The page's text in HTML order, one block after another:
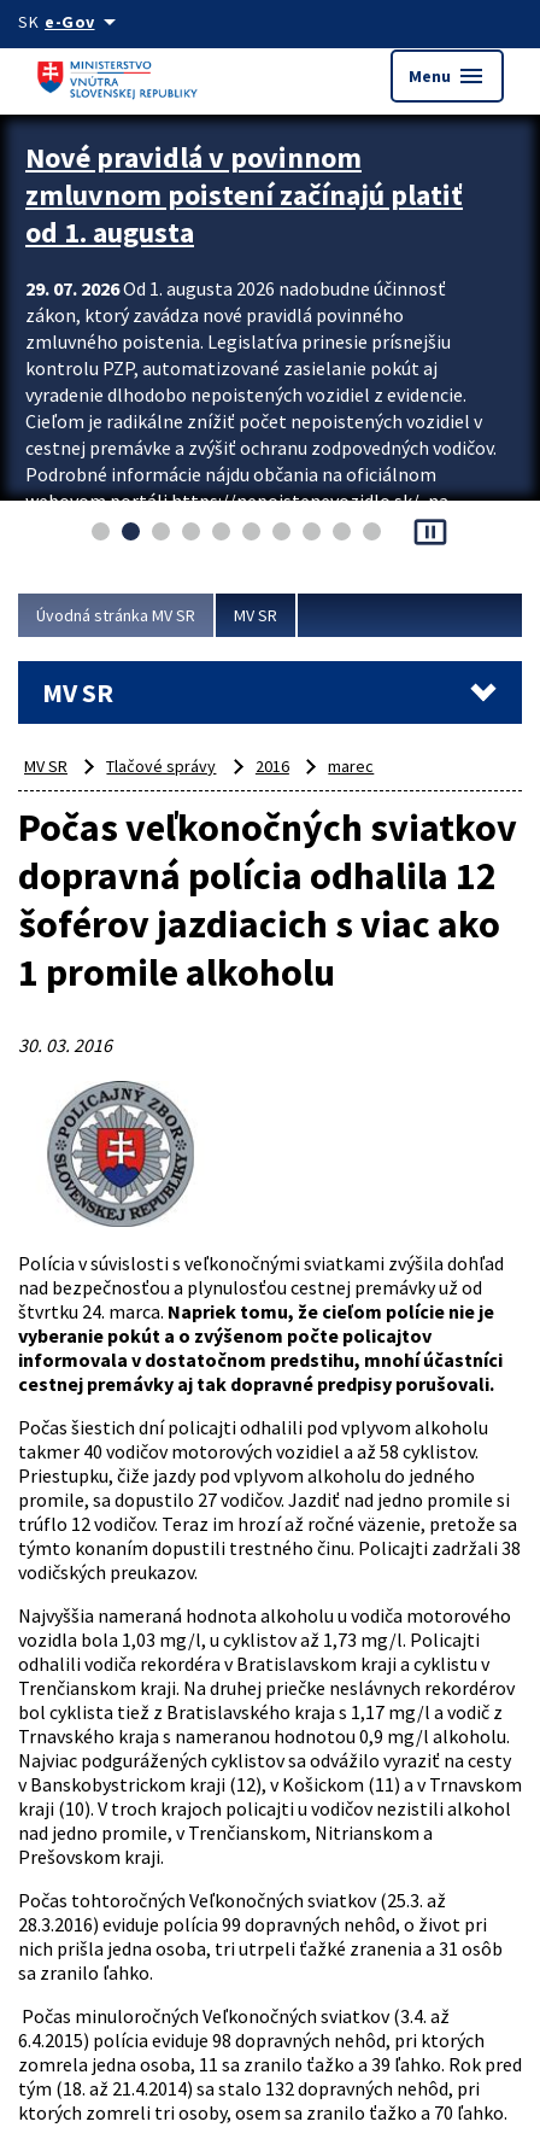
Preskocit na hlavný obsah
SK e-Govarrow_drop_down
Menu menu
Zastavit automatický posun upútavok
Nové pravidlá v povinnom
zmluvnom poistení začínajú platiť
od 1. augusta
29. 07. 2026Od 1. augusta 2026 nadobudne účinnosť
zákon, ktorý zavádza nové pravidlá povinného
zmluvného poistenia. Legislatíva prinesie prísnejšiu
kontrolu PZP, automatizované zasielanie pokút aj
vyradenie dlhodobo nepoistených vozidiel z evidencie.
Cieľom je radikálne znížiť počet nepoistených vozidiel v
cestnej premávke a zvýšiť ochranu zodpovedných vodičov.
Podrobné informácie nájdu občania na oficiálnom
webovom portáli https://nepoistenevozidlo.sk/, na
ktorom od augusta pribudne aj možnosť overiť si...
pause_presentation
Úvodná stránka MV SR MV SR
MV SR
MV SR Tlačové správy 2016 marec
Počas veľkonočných sviatkov
dopravná polícia odhalila 12
šoférov jazdiacich s viac ako
1 promile alkoholu
30. 03. 2016
Polícia v súvislosti s veľkonočnými sviatkami zvýšila dohľad
nad bezpečnosťou a plynulosťou cestnej premávky už od
štvrtku 24. marca. Napriek tomu, že cieľom polície nie je
vyberanie pokút a o zvýšenom počte policajtov
informovala v dostatočnom predstihu, mnohí účastníci
cestnej premávky aj tak dopravné predpisy porušovali.
Počas šiestich dní policajti odhalili pod vplyvom alkoholu
takmer 40 vodičov motorových vozidiel a až 58 cyklistov.
Priestupku, čiže jazdy pod vplyvom alkoholu do jedného
promile, sa dopustilo 27 vodičov. Jazdiť nad jedno promile si
trúflo 12 vodičov. Teraz im hrozí až ročné väzenie, pretože sa
týmto konaním dopustili trestného činu. Policajti zadržali 38
vodičských preukazov.
Najvyššia nameraná hodnota alkoholu u vodiča motorového
vozidla bola 1,03 mg/l, u cyklistov až 1,73 mg/l. Policajti
odhalili vodiča rekordéra v Bratislavskom kraji a cyklistu v
Trenčianskom kraji. Na druhej priečke neslávnych rekordérov
bol cyklista tiež z Bratislavského kraja s 1,17 mg/l a vodič z
Trnavského kraja s nameranou hodnotou 0,9 mg/l alkoholu.
Najviac podgurážených cyklistov sa odvážilo vyraziť na cesty
v Banskobystrickom kraji (12), v Košickom (11) a v Trnavskom
kraji (10). V troch krajoch policajti u vodičov nezistili alkohol
nad jedno promile, v Trenčianskom, Nitrianskom a
Prešovskom kraji.
Počas tohtoročných Veľkonočných sviatkov (25.3. až
28.3.2016) eviduje polícia 99 dopravných nehôd, o život pri
nich prišla jedna osoba, tri utrpeli ťažké zranenia a 31 osôb
sa zranilo ľahko.
Počas minuloročných Veľkonočných sviatkov (3.4. až
6.4.2015) polícia eviduje 98 dopravných nehôd, pri ktorých
zomrela jedna osoba, 11 sa zranilo ťažko a 39 ľahko. Rok pred
tým (18. až 21.4.2014) sa stalo 132 dopravných nehôd, pri
ktorých zomreli tri osoby, osem sa zranilo ťažko a 70 ľahko.